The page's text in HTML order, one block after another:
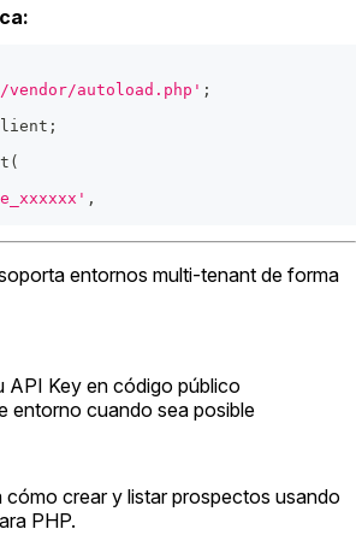
vendor/autoload.php' ;
;
(
,
entornos multi-tenant de forma
API Key en código público
entorno cuando sea posible
cómo crear y listar prospectos usando
PHP.